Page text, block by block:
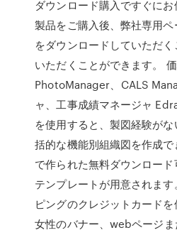
ダウンロード購入ですぐにお
製品をご購入後、弊社専用
をダウンロードしていただ
いただくことができます。 価
PhotoManager、CALS
ャ、工事成績マネージャ
を使用すると、製図経験が
括的な機能別組織図を作成
で作られた無料ダウンロー
テンプレートが用意されま
ピングのクレジットカード
女性のバナー、webページ